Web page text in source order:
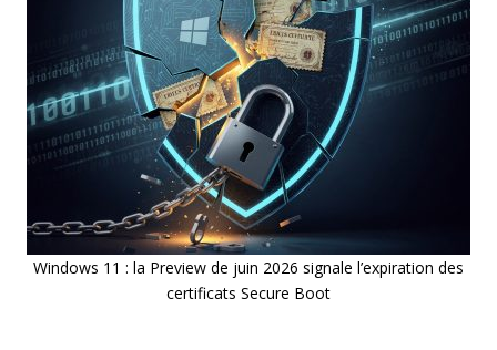
Windows 11 : la Preview de juin 2026 signale l’expiration des
certificats Secure Boot